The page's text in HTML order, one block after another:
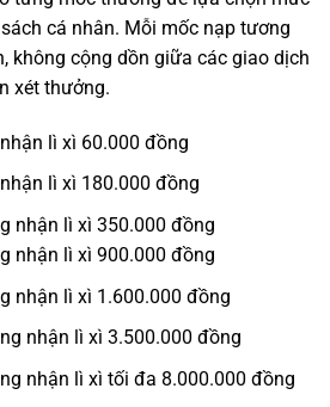
cá nhân. Mỗi mốc nạp tương
không cộng dồn giữa các giao dịch
xét thưởng.
lì xì 60.000 đồng
lì xì 180.000 đồng
nhận lì xì 350.000 đồng
nhận lì xì 900.000 đồng
nhận lì xì 1.600.000 đồng
nhận lì xì 3.500.000 đồng
nhận lì xì tối đa 8.000.000 đồng